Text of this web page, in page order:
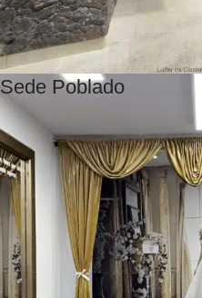
Sede Poblado